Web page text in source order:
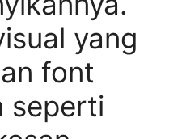
yang
font
seperti